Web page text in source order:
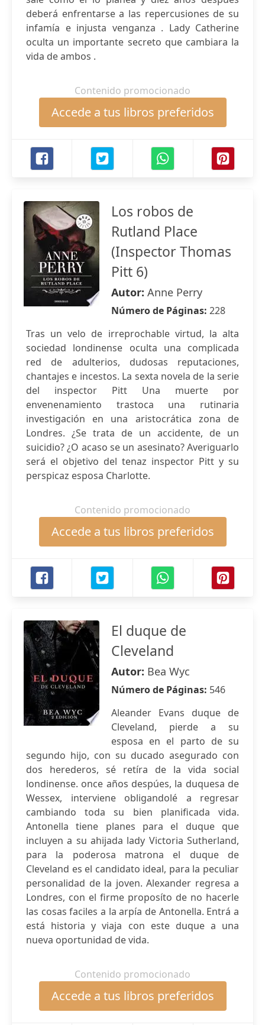
deberá enfrentarse a las repercusiones de su
infamía e injusta venganza . Lady Catherine
oculta un importante secreto que cambiara la
vida de ambos .
Contenido promocionado
Accede a tus libros preferidos
Los robos de
Rutland Place
(Inspector Thomas
Pitt 6)
Autor: Anne Perry
Número de Páginas: 228
Tras un velo de irreprochable virtud, la alta
sociedad londinense oculta una complicada
red de adulterios, dudosas reputaciones,
chantajes e incestos. La sexta novela de la serie
del inspector Pitt Una muerte por
envenenamiento trastoca una rutinaria
investigación en una aristocrática zona de
Londres. ¿Se trata de un accidente, de un
suicidio? ¿O acaso se un asesinato? Averiguarlo
será el objetivo del tenaz inspector Pitt y su
perspicaz esposa Charlotte.
Contenido promocionado
Accede a tus libros preferidos
El duque de
Cleveland
Autor: Bea Wyc
Número de Páginas: 546
Aleander Evans duque de
Cleveland, pierde a su
esposa en el parto de su
segundo hijo, con su ducado asegurado con
dos herederos, sé retíra de la vida social
londinense. once años despúes, la duquesa de
Wessex, interviene obligandolé a regresar
cambiando toda su bien planificada vida.
Antonella tiene planes para el duque que
incluyen a su ahijada lady Victoria Sutherland,
para la poderosa matrona el duque de
Cleveland es el candidato ideal, para la peculiar
personalidad de la joven. Alexander regresa a
Londres, con el firme proposíto de no hacerle
las cosas faciles a la arpía de Antonella. Entrá a
está historia y viaja con este duque a una
nueva oportunidad de vida.
Contenido promocionado
Accede a tus libros preferidos